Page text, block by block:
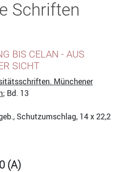
Schriften
BIS CELAN - AUS
SICHT
Münchener
; Bd. 13
Schutzumschlag, 14 x 22,2
(A)